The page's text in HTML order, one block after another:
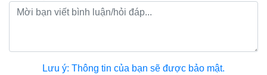
Lưu ý: Thông tin của bạn sẽ được bảo mật.